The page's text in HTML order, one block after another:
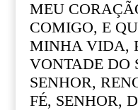
MEU
COMIGO, E
MINHA VIDA,
VONTADE DO
SENHOR,
FÉ, SENHOR,